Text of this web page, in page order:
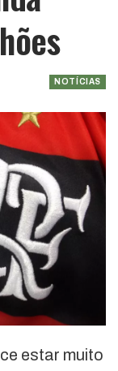
NOTÍCIAS
estar muito